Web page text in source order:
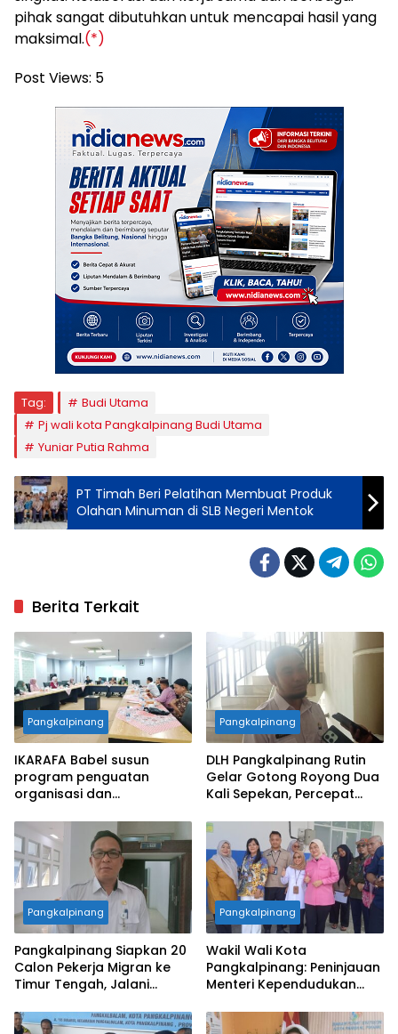
pihak sangat dibutuhkan untuk mencapai hasil yang
maksimal.(*)
Post Views: 5
Tag:
Budi Utama
Pj wali kota Pangkalpinang Budi Utama
Yuniar Putia Rahma
PT Timah Beri Pelatihan Membuat Produk
Olahan Minuman di SLB Negeri Mentok
Berita Terkait
Pangkalpinang
IKARAFA Babel susun
program penguatan
organisasi dan
Pangkalpinang
DLH Pangkalpinang Rutin
Gelar Gotong Royong Dua
Kali Sepekan, Percepat
Pangkalpinang
Pangkalpinang Siapkan 20
Calon Pekerja Migran ke
Timur Tengah, Jalani
Pangkalpinang
Wakil Wali Kota
Pangkalpinang: Peninjauan
Menteri Kependudukan
Standar Layanan MBG